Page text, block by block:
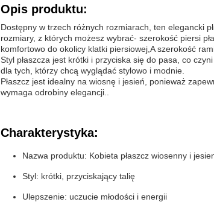
Opis produktu:
Dostępny w trzech różnych rozmiarach, ten elegancki
rozmiary, z których możesz wybrać- szerokość piersi
komfortowo do okolicy klatki piersiowej,A szerokość
Styl płaszcza jest krótki i przyciska się do pasa, co
dla tych, którzy chcą wyglądać stylowo i modnie.
Płaszcz jest idealny na wiosnę i jesień, ponieważ
wymaga odrobiny elegancji..
Charakterystyka:
Nazwa produktu: Kobieta płaszcz wiosenny i
Styl: krótki, przyciskający talię
Ulepszenie: uczucie młodości i energii